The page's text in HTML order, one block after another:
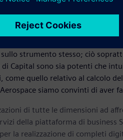
a supportare la creazione di
inoltre la sua agevole
fisici del cablaggio EWIS”,
del workflow ci
strumento stesso; ciò
Capital sono sia potenti che
quello relativo al calcolo
siamo convinti di aver
di tutte le dimensioni ad
della piattaforma di business
la realizzazione di completi